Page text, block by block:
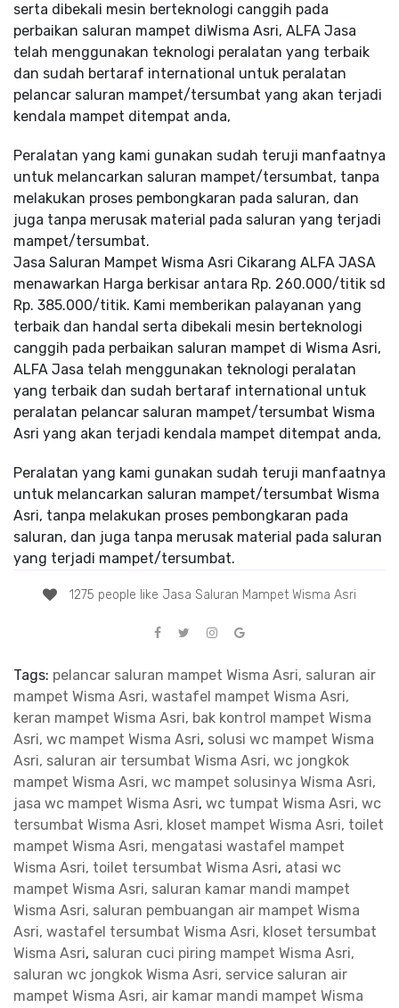
serta dibekali mesin berteknologi canggih pada
perbaikan saluran mampet diWisma Asri, ALFA Jasa
telah menggunakan teknologi peralatan yang terbaik
dan sudah bertaraf international untuk peralatan
pelancar saluran mampet/tersumbat yang akan terjadi
kendala mampet ditempat anda,
Peralatan yang kami gunakan sudah teruji manfaatnya
untuk melancarkan saluran mampet/tersumbat, tanpa
melakukan proses pembongkaran pada saluran, dan
juga tanpa merusak material pada saluran yang terjadi
mampet/tersumbat.
Jasa Saluran Mampet Wisma Asri Cikarang ALFA JASA
menawarkan Harga berkisar antara Rp. 260.000/titik sd
Rp. 385.000/titik. Kami memberikan palayanan yang
terbaik dan handal serta dibekali mesin berteknologi
canggih pada perbaikan saluran mampet di Wisma Asri,
ALFA Jasa telah menggunakan teknologi peralatan
yang terbaik dan sudah bertaraf international untuk
peralatan pelancar saluran mampet/tersumbat Wisma
Asri yang akan terjadi kendala mampet ditempat anda,
Peralatan yang kami gunakan sudah teruji manfaatnya
untuk melancarkan saluran mampet/tersumbat Wisma
Asri, tanpa melakukan proses pembongkaran pada
saluran, dan juga tanpa merusak material pada saluran
yang terjadi mampet/tersumbat.
1275 people like Jasa Saluran Mampet Wisma Asri
Tags: pelancar saluran mampet Wisma Asri, saluran air
mampet Wisma Asri, wastafel mampet Wisma Asri,
keran mampet Wisma Asri, bak kontrol mampet Wisma
Asri, wc mampet Wisma Asri, solusi wc mampet Wisma
Asri, saluran air tersumbat Wisma Asri, wc jongkok
mampet Wisma Asri, wc mampet solusinya Wisma Asri,
jasa wc mampet Wisma Asri, wc tumpat Wisma Asri, wc
tersumbat Wisma Asri, kloset mampet Wisma Asri, toilet
mampet Wisma Asri, mengatasi wastafel mampet
Wisma Asri, toilet tersumbat Wisma Asri, atasi wc
mampet Wisma Asri, saluran kamar mandi mampet
Wisma Asri, saluran pembuangan air mampet Wisma
Asri, wastafel tersumbat Wisma Asri, kloset tersumbat
Wisma Asri, saluran cuci piring mampet Wisma Asri,
saluran wc jongkok Wisma Asri, service saluran air
mampet Wisma Asri, air kamar mandi mampet Wisma